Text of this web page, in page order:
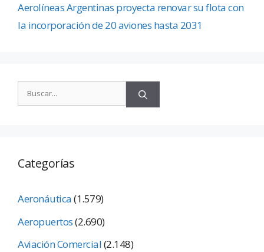
Aerolíneas Argentinas proyecta renovar su flota con
la incorporación de 20 aviones hasta 2031
Categorías
Aeronáutica(1.579)
Aeropuertos(2.690)
Aviación Comercial(2.148)